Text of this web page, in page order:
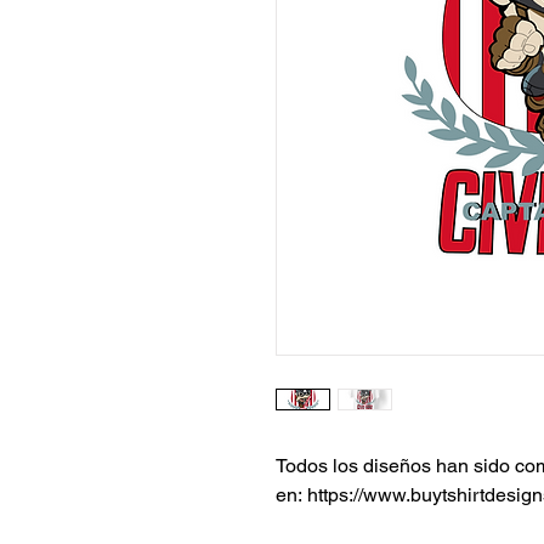
Todos los diseños han sido
en: https://